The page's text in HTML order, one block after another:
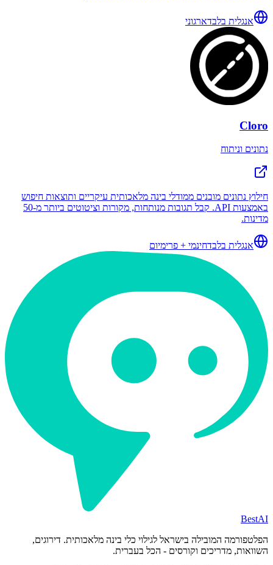
אנגלית בלבדארגוני
Cloro
נתונים וניתוח
חילוץ נתונים מובנים ממודלי בינה מלאכותית עיקריים ותוצאות חיפוש
באמצעות API. קבל תגובות מנותחות, מקורות וציטוטים ביותר מ-50
מדינות.
אנגלית בלבדחינמי + פרימיום
BestAI
הפלטפורמה המובילה בישראל לגילוי כלי בינה מלאכותית. דירוגים,
השוואות, מדריכים וקורסים - הכל בעברית.